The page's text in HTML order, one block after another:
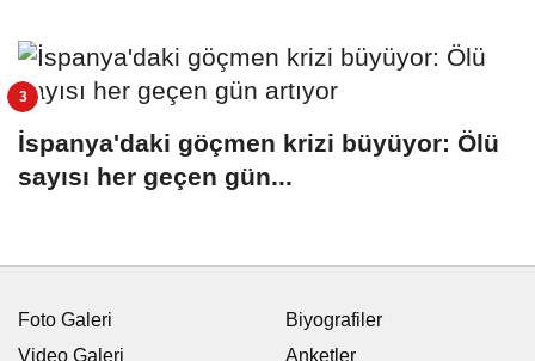
İspanya'daki göçmen krizi büyüyor: Ölü
sayısı her geçen gün...
Foto Galeri
Video Galeri
Biyografiler
Anketler